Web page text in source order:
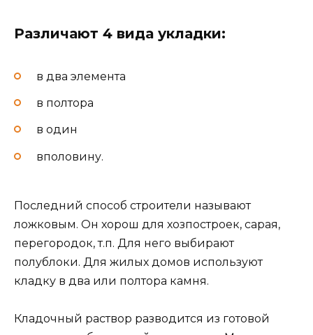
Различают 4 вида укладки:
в два элемента
в полтора
в один
вполовину.
Последний способ строители называют
ложковым. Он хорош для хозпостроек, сарая,
перегородок, т.п. Для него выбирают
полублоки. Для жилых домов используют
кладку в два или полтора камня.
Кладочный раствор разводится из готовой